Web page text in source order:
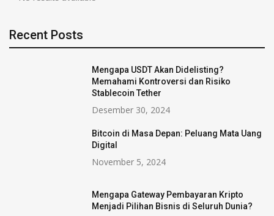
Recent Posts
Mengapa USDT Akan Didelisting?
Memahami Kontroversi dan Risiko
Stablecoin Tether
Desember 30, 2024
Bitcoin di Masa Depan: Peluang Mata Uang
Digital
November 5, 2024
Mengapa Gateway Pembayaran Kripto
Menjadi Pilihan Bisnis di Seluruh Dunia?